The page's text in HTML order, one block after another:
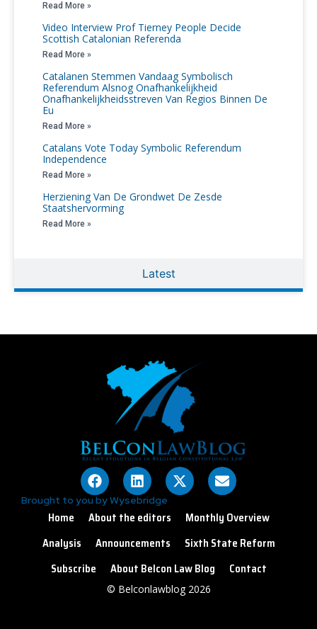
Latest
Read More »
Video Interview Prof Tierney People Decide
Scottish Catalonian Referenda
Read More »
Catalanen Stemmen Vandaag Symbolisch
Referendum Alsnog Onafhankelijkheid
Onafhankelijkheidsstreven Van Regios Binnen De
Eu
Read More »
Catalans Vote Today Symbolic Referendum
Independence
Read More »
Herziening Van De Grondwet De Zesde
Staatshervorming
Read More »
Brought to you by Wysebridge
Home About the editors
Monthly Overview
Analysis
Announcements
Sixth State Reform
Subscribe
About Belcon Law Blog Contact
© Belconlawblog 2026